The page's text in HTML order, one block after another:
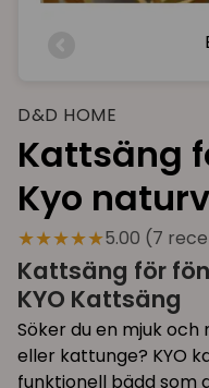
D&D HOME
Kattsäng
Kyo
★★★★★5.00 (7
Kattsäng för
KYO Kattsäng
Söker du en mjuk
eller kattunge? KYO
funktionell bädd som